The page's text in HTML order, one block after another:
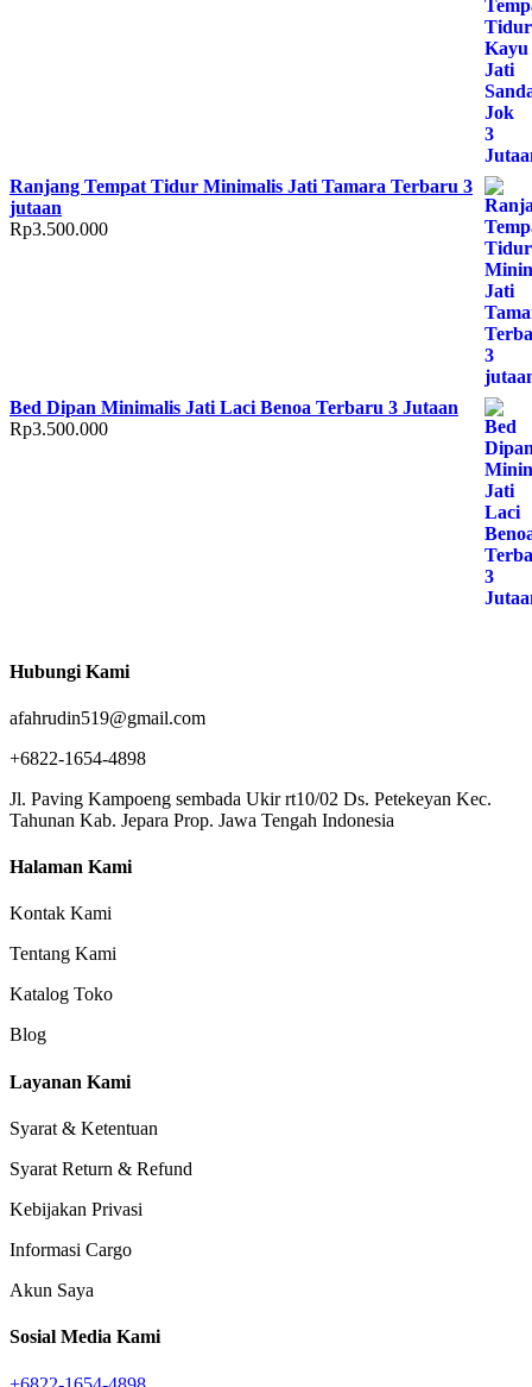
Ranjang Tempat Tidur Minimalis Jati Tamara Terbaru 3
jutaan
Rp3.500.000
Bed Dipan Minimalis Jati Laci Benoa Terbaru 3 Jutaan
Rp3.500.000
Hubungi Kami
afahrudin519@gmail.com
+6822-1654-4898
Jl. Paving Kampoeng sembada Ukir rt10/02 Ds. Petekeyan Kec.
Tahunan Kab. Jepara Prop. Jawa Tengah Indonesia
Halaman Kami
Kontak Kami
Tentang Kami
Katalog Toko
Blog
Layanan Kami
Syarat & Ketentuan
Syarat Return & Refund
Kebijakan Privasi
Informasi Cargo
Akun Saya
Sosial Media Kami